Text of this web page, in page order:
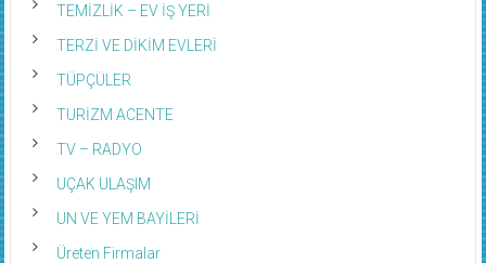
TEMİZLİK – EV İŞ YERİ
TERZİ VE DİKİM EVLERİ
TÜPÇÜLER
TURİZM ACENTE
TV – RADYO
UÇAK ULAŞIM
UN VE YEM BAYİLERİ
Üreten Firmalar